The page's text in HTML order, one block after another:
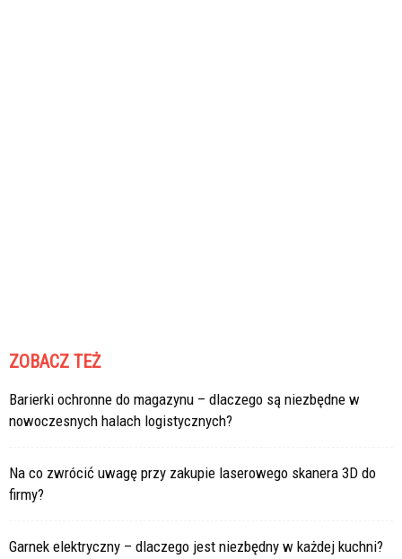
ZOBACZ TEŻ
Barierki ochronne do magazynu – dlaczego są niezbędne w
nowoczesnych halach logistycznych?
Na co zwrócić uwagę przy zakupie laserowego skanera 3D do
firmy?
Garnek elektryczny – dlaczego jest niezbędny w każdej kuchni?